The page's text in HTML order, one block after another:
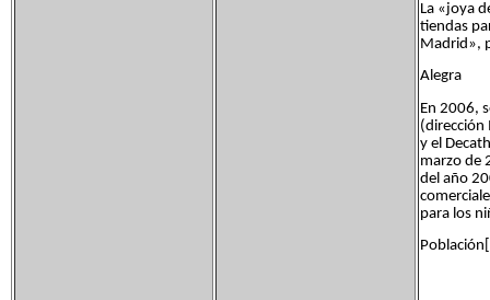
La «joya
tiendas
Madrid»,
Alegra
En 2006,
(dirección
y el
marzo de
del año
para los